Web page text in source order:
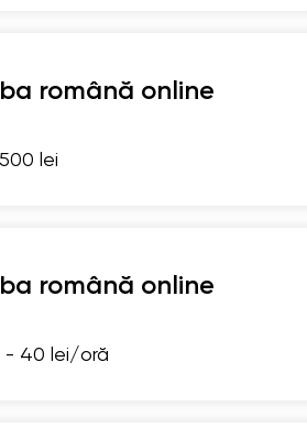
română online
lei
română online
- 40 lei/oră